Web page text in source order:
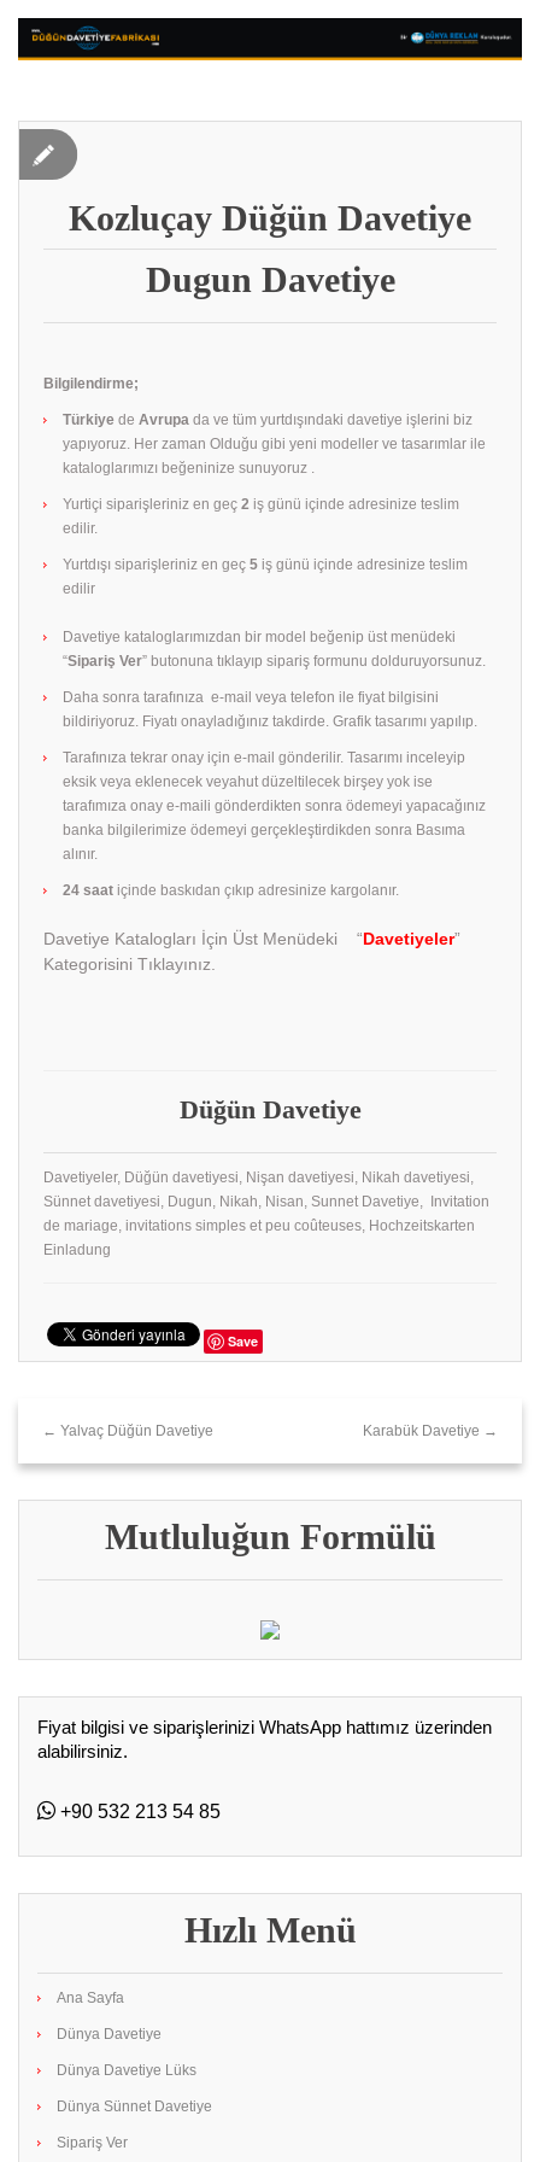
Kozluçay Düğün Davetiye
Dugun Davetiye
Bilgilendirme;
Türkiye de Avrupa da ve tüm yurtdışındaki davetiye işlerini biz
yapıyoruz. Her zaman Olduğu gibi yeni modeller ve tasarımlar ile
kataloglarımızı beğeninize sunuyoruz .
Yurtiçi siparişleriniz en geç 2 iş günü içinde adresinize teslim
edilir.
Yurtdışı siparişleriniz en geç 5 iş günü içinde adresinize teslim
edilir
Davetiye kataloglarımızdan bir model beğenip üst menüdeki
“Sipariş Ver” butonuna tıklayıp sipariş formunu dolduruyorsunuz.
Daha sonra tarafınıza e-mail veya telefon ile fiyat bilgisini
bildiriyoruz. Fiyatı onayladığınız takdirde. Grafik tasarımı yapılıp.
Tarafınıza tekrar onay için e-mail gönderilir. Tasarımı inceleyip
eksik veya eklenecek veyahut düzeltilecek birşey yok ise
tarafımıza onay e-maili gönderdikten sonra ödemeyi yapacağınız
banka bilgilerimize ödemeyi gerçekleştirdikden sonra Basıma
alınır.
24 saat içinde baskıdan çıkıp adresinize kargolanır.
Davetiye Katalogları İçin Üst Menüdeki “Davetiyeler”
Kategorisini Tıklayınız.
Düğün Davetiye
Davetiyeler, Düğün davetiyesi, Nişan davetiyesi, Nikah davetiyesi,
Sünnet davetiyesi, Dugun, Nikah, Nisan, Sunnet Davetiye, Invitation
de mariage, invitations simples et peu coûteuses, Hochzeitskarten
Einladung
Save
← Yalvaç Düğün Davetiye Karabük Davetiye →
Mutluluğun Formülü
Fiyat bilgisi ve siparişlerinizi WhatsApp hattımız üzerinden
alabilirsiniz.
+90 532 213 54 85
Hızlı Menü
Ana Sayfa
Dünya Davetiye
Dünya Davetiye Lüks
Dünya Sünnet Davetiye
Sipariş Ver